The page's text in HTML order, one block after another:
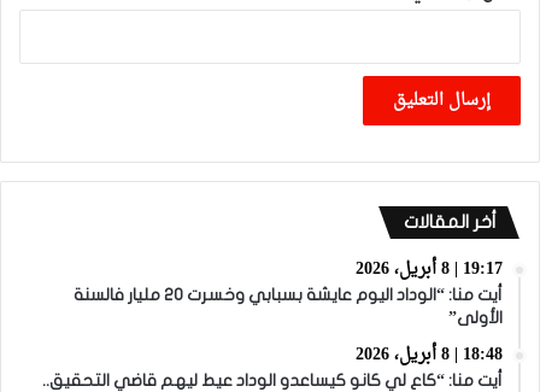
أخر المقالات
19:17 | 8 أبريل، 2026
أيت منا: “الوداد اليوم عايشة بسبابي وخسرت 20 مليار فالسنة
الأولى”
18:48 | 8 أبريل، 2026
أيت منا: “كاع لي كانو كيساعدو الوداد عيط ليهم قاضي التحقيق..